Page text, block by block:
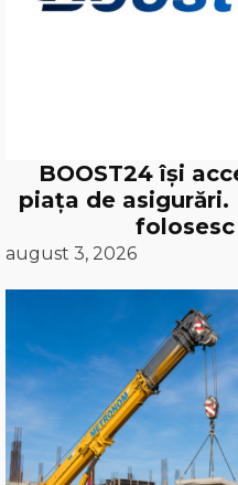
BOOST24 își
piața de
august 3, 2026